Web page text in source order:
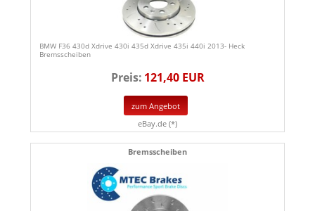
BMW F36 430d Xdrive 430i 435d Xdrive 435i 440i 2013- Heck
Bremsscheiben
Preis: 121,40 EUR
zum Angebot
eBay.de (*)
Bremsscheiben